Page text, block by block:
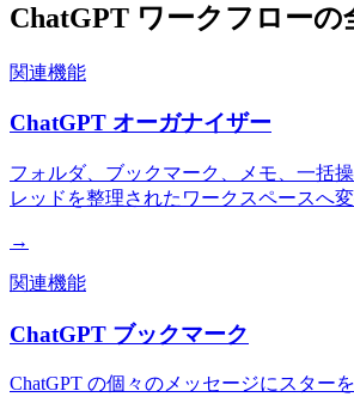
ChatGPT ワークフローの
関連機能
ChatGPT オーガナイザー
フォルダ、ブックマーク、メモ、一括
レッドを整理されたワークスペースへ変
→
関連機能
ChatGPT ブックマーク
ChatGPT の個々のメッセージにスター